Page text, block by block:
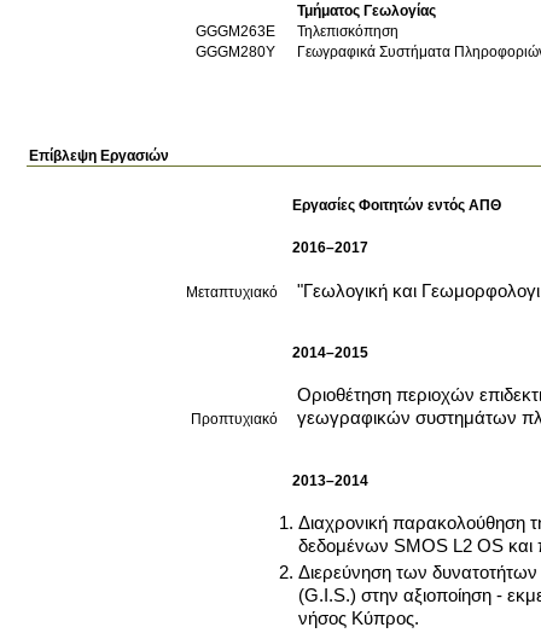
Τμήματος Γεωλογίας
GGGM263E
Τηλεπισκόπηση
GGGM280Y
Γεωγραφικά Συστήματα
Επίβλεψη Εργασιών
Εργασίες Φοιτητών εντός ΑΠΘ
2016–2017
Μεταπτυχιακό "Γεωλογική και
2014–2015
Προπτυχιακό
Οριοθέτηση περιοχών
γεωγραφικών συστημάτων
2013–2014
Διαχρονική παρακολούθηση
δεδομένων SMOS L2 OS
Διερεύνηση των
(G.I.S.) στην αξιοποίηση -
νήσος Κύπρος.